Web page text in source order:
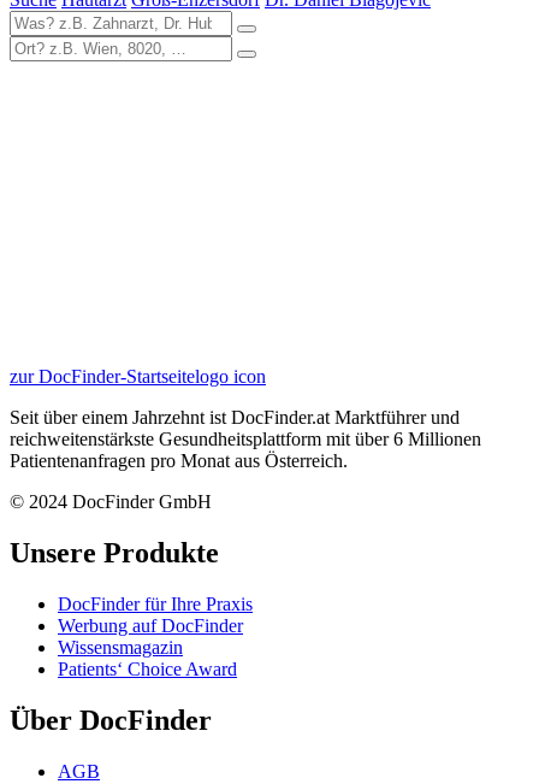
zur DocFinder-Startseitelogo icon
Seit über einem Jahrzehnt ist DocFinder.at Marktführer und
reichweitenstärkste Gesundheitsplattform mit über 6 Millionen
Patientenanfragen pro Monat aus Österreich.
© 2024 DocFinder GmbH
Unsere Produkte
DocFinder für Ihre Praxis
Werbung auf DocFinder
Wissensmagazin
Patients‘ Choice Award
Über DocFinder
AGB